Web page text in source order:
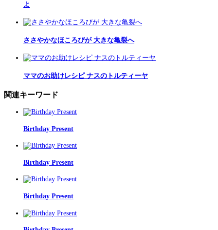
よ
ささやかなほころびが 大きな亀裂へ
ママのお助けレシピ ナスのトルティーヤ
関連キーワード
Birthday Present
Birthday Present
Birthday Present